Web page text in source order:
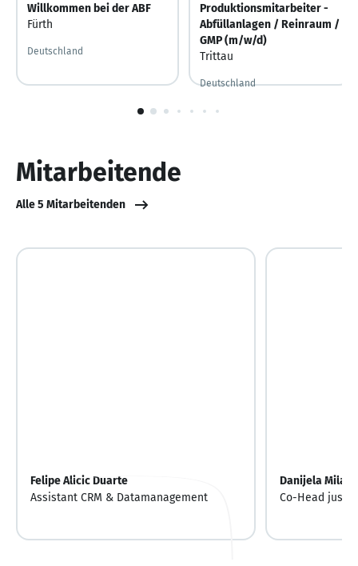
Willkommen bei der ABF
Fürth
Deutschland
Produktionsmitarbeiter -
Abfüllanlagen / Reinraum /
GMP (m/w/d)
Trittau
Deutschland
Mitarbeitende
Alle 5 Mitarbeitenden
Felipe Alicic Duarte
Assistant CRM & Datamanagement
Danijela
Co-Head just-